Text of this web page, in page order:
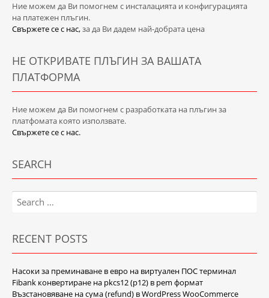
Ние можем да Ви помогнем с инсталацията и конфигурацията
на платежен плъгин.
Свържете се с нас,за да Ви дадем най-добрата цена
НЕ ОТКРИВАТЕ ПЛЪГИН ЗА ВАШАТА
ПЛАТФОРМА
Ние можем да Ви помогнем с разработката на плъгин за
платфомата която използвате.
Свържете се с нас.
SEARCH
Search
for:
RECENT POSTS
Насоки за преминаване в евро на виртуален ПОС терминал
Fibank конвертиране на pkcs12 (p12) в pem формат
Възстановяване на сума (refund) в WordPress WooCommerce